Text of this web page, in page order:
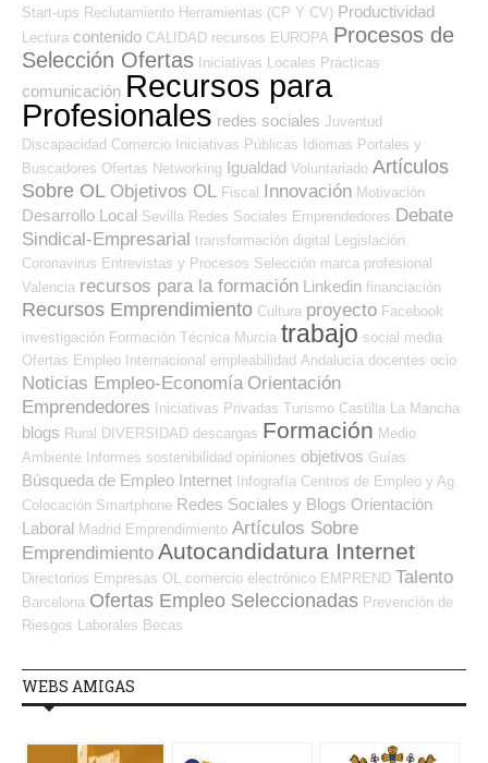
Start-ups Reclutamiento Herramientas (CP Y CV) Productividad
Lectura contenido CALIDAD recursos EUROPA Procesos de
Selección Ofertas Iniciativas Locales Prácticas
comunicación Recursos para
Profesionales redes sociales Juventud
Discapacidad Comercio Iniciativas Públicas Idiomas Portales y
Buscadores Ofertas Networking Igualdad Voluntariado Artículos
Sobre OL Objetivos OL Fiscal Innovación Motivación
Desarrollo Local Sevilla Redes Sociales Emprendedores Debate
Sindical-Empresarial transformación digital
Legislación
Coronavirus Entrevistas y Procesos Selección marca profesional
Valencia recursos para la formación Linkedin financiación
Recursos Emprendimiento Cultura proyecto Facebook
investigación Formación Técnica Murcia trabajo social media
Ofertas Empleo Internacional empleabilidad Andalucía docentes ocio
Noticias Empleo-Economía Orientación
Emprendedores
Iniciativas Privadas Turismo Castilla La Mancha
blogs Rural DIVERSIDAD descargas Formación Medio
Ambiente Informes sostenibilidad opiniones objetivos Guías
Búsqueda de Empleo Internet Infografía Centros de Empleo y Ag.
Colocación Smartphone Redes Sociales y Blogs Orientación
Laboral Madrid Emprendimiento Artículos Sobre
Emprendimiento Autocandidatura Internet
Directorios Empresas OL comercio electrónico EMPREND Talento
Barcelona Ofertas Empleo Seleccionadas Prevención de
Riesgos Laborales Becas
WEBS AMIGAS